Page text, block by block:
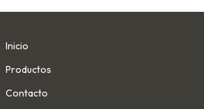
Inicio
Productos
Contacto